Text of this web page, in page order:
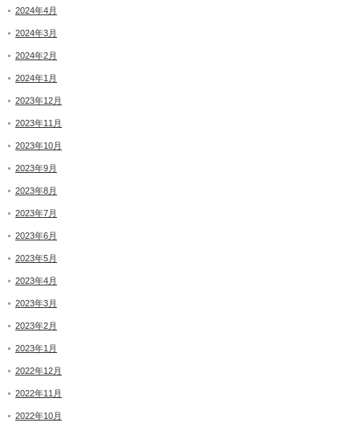
2024年4月
2024年3月
2024年2月
2024年1月
2023年12月
2023年11月
2023年10月
2023年9月
2023年8月
2023年7月
2023年6月
2023年5月
2023年4月
2023年3月
2023年2月
2023年1月
2022年12月
2022年11月
2022年10月